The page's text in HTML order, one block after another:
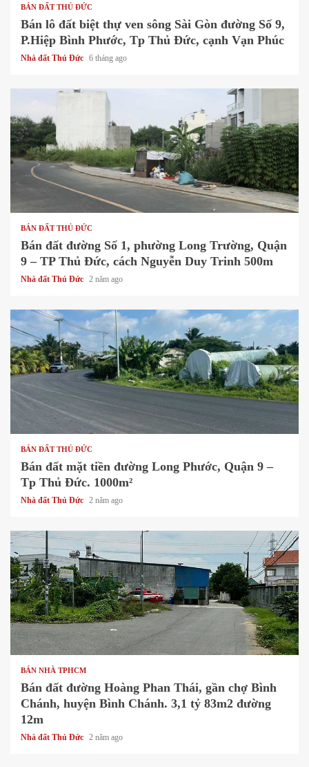
BÁN ĐẤT THỦ ĐỨC
Bán lô đất biệt thự ven sông Sài Gòn đường Số 9,
P.Hiệp Bình Phước, Tp Thủ Đức, cạnh Vạn Phúc
Nhà đất Thủ Đức 6 tháng ago
1 min read
BÁN ĐẤT THỦ ĐỨC
Bán đất đường Số 1, phường Long Trường, Quận
9 – TP Thủ Đức, cách Nguyễn Duy Trinh 500m
Nhà đất Thủ Đức 2 năm ago
1 min read
BÁN ĐẤT THỦ ĐỨC
Bán đất mặt tiền đường Long Phước, Quận 9 –
Tp Thủ Đức. 1000m²
Nhà đất Thủ Đức 2 năm ago
1 min read
BÁN NHÀ TPHCM
Bán đất đường Hoàng Phan Thái, gần chợ Bình
Chánh, huyện Bình Chánh. 3,1 tỷ 83m2 đường
12m
Nhà đất Thủ Đức 2 năm ago